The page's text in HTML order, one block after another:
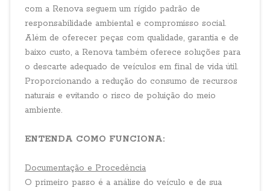
com a Renova seguem um rígido padrão de
responsabilidade ambiental e compromisso social.
Além de oferecer peças com qualidade, garantia e de
baixo custo, a Renova também oferece soluções para
o descarte adequado de veículos em final de vida útil.
Proporcionando a redução do consumo de recursos
naturais e evitando o risco de poluição do meio
ambiente.
ENTENDA COMO FUNCIONA:
Documentação e Procedência
O primeiro passo é a análise do veículo e de sua